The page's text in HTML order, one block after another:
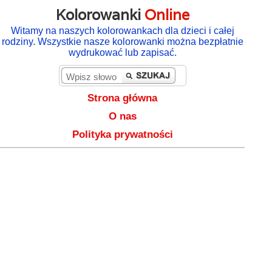
Kolorowanki Online
Witamy na naszych kolorowankach dla dzieci i całej
rodziny. Wszystkie nasze kolorowanki można bezpłatnie
wydrukować lub zapisać.
Strona główna
O nas
Polityka prywatności